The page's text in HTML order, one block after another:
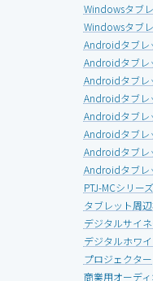
Windowsタブ
Windowsタブ
Androidタブレ
Androidタブレ
Androidタブレ
Androidタブレ
Androidタブレ
Androidタブレ
Androidタブレ
Androidタブレ
PTJ-MCシリー
タブレット周
デジタルサイ
デジタルホワ
プロジェクター
商業用オーディ